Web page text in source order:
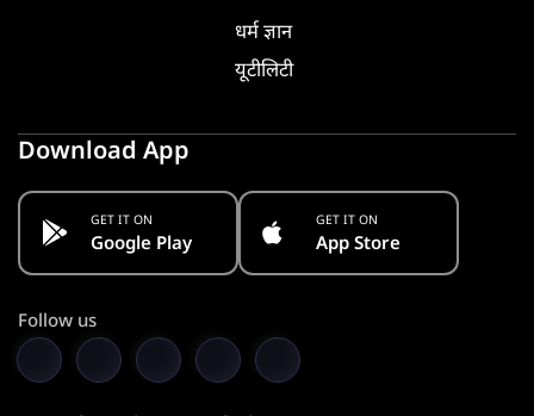
धर्म ज्ञान
यूटीलिटी
Download App
GET IT ON
Google Play
GET IT ON
App Store
Follow us